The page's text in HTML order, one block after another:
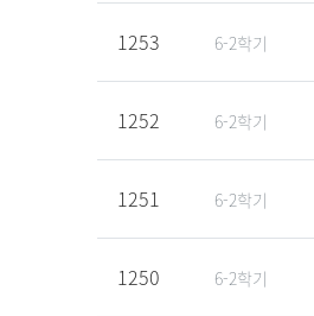
1253 6-2학기
1252 6-2학기
1251 6-2학기
1250 6-2학기